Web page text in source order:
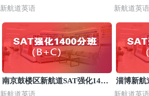
班
新航道英语 新航道英语
南京鼓楼区新航道SAT强化1400
分班
新航道英语
淄博新航
新航道英语